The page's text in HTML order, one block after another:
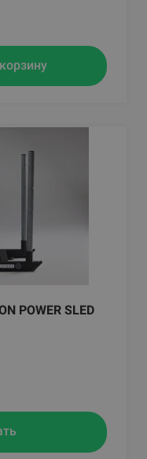
POWER SLED